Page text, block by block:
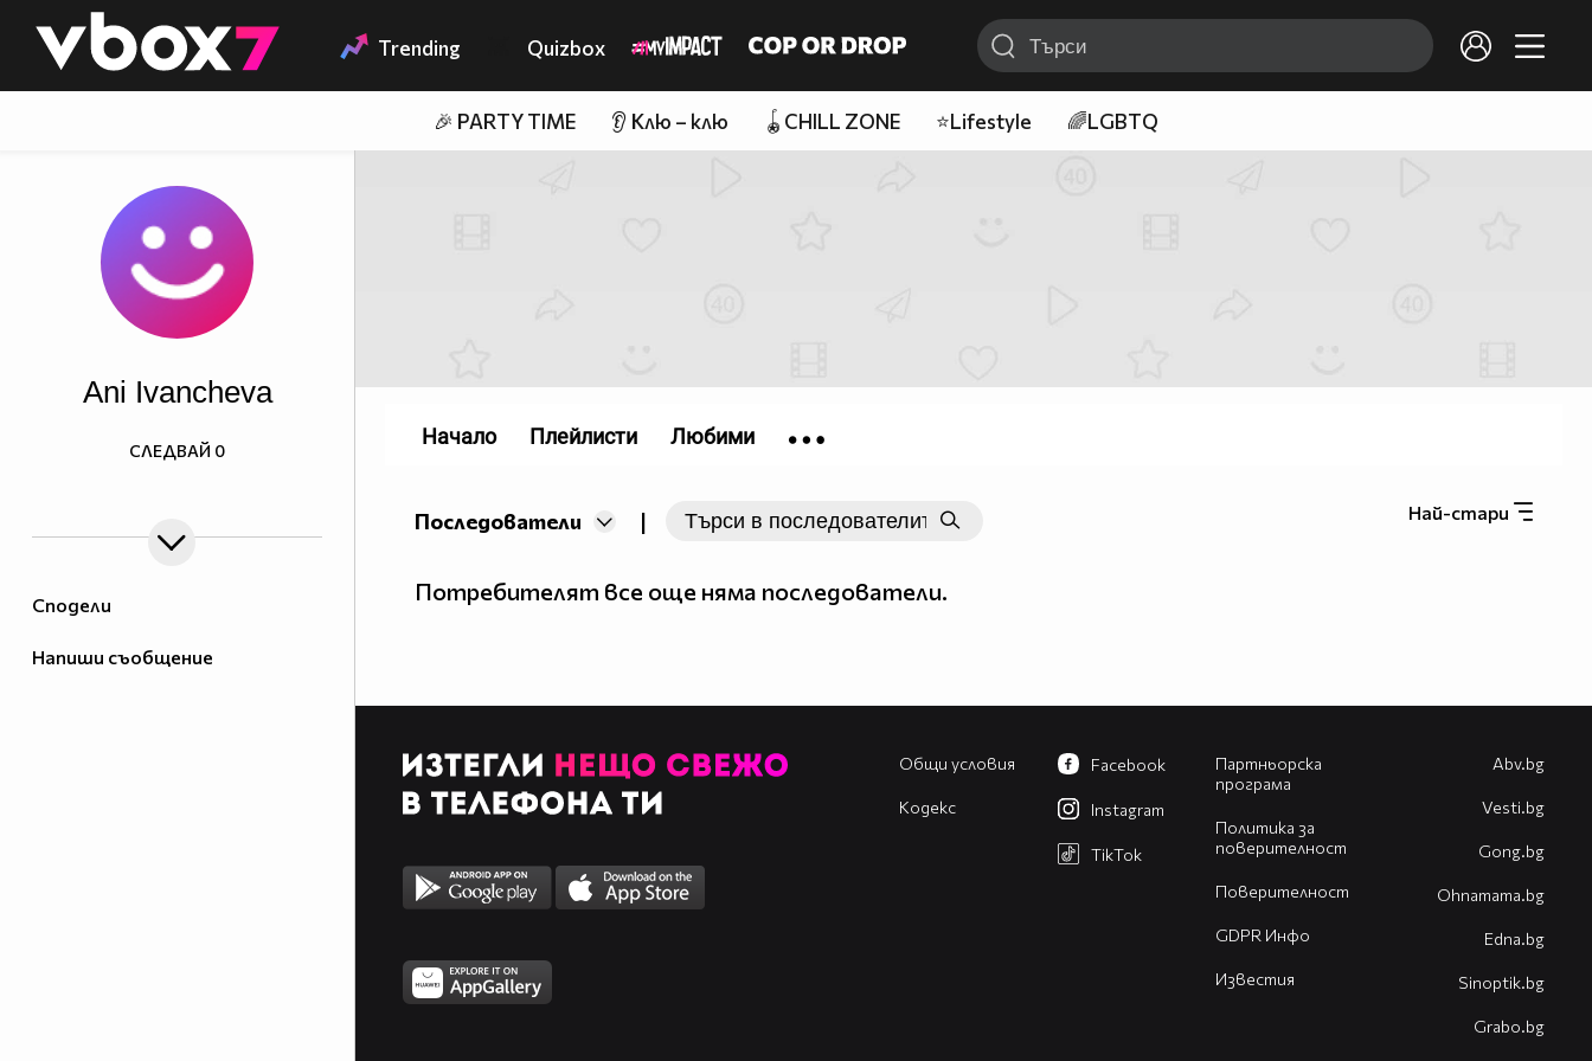
👾 Trending Quizbox
🎉 PARTY TIME 👂 Клю – клю 🪀CHILL ZONE ⭐Lifestyle 🌈LGBTQ
Сподели
Напиши съобщение
Ani Ivancheva
СЛЕДВАЙ 0
Последователи | Най-стари
Потребителят все още няма последователи.
Начало Плейлисти Любими
Общи условия
Кодекс
Партньорска
програма
Политика за
поверителност
Поверителност
GDPR Инфо
Известия
Facebook
Instagram
TikTok
Abv.bg
Vesti.bg
Gong.bg
Оhnamama.bg
Edna.bg
Sinoptik.bg
Grabo.bg